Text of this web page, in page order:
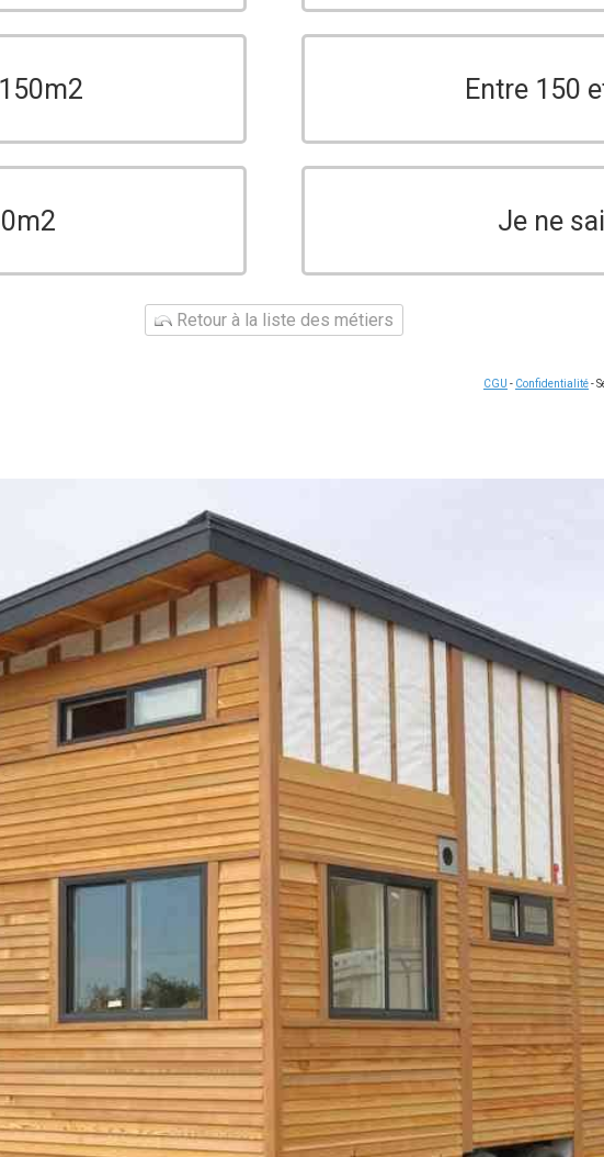
Entre 150
Je ne
Retour à la liste des métiers
CGU - Confidentialité-